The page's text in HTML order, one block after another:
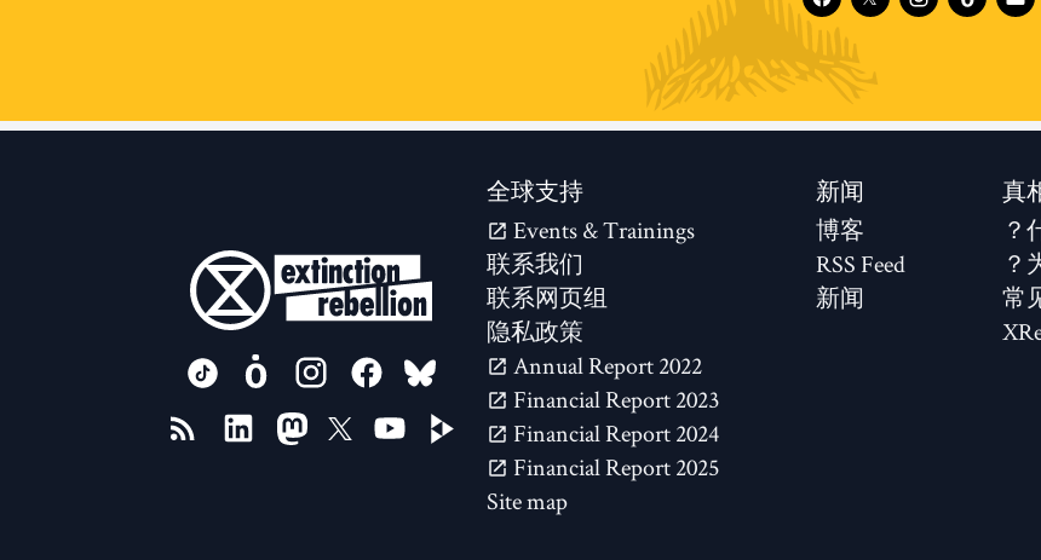
真
常
新闻
博客
RSS Feed
新闻
全球支持
Events & Trainings
联系我们
联系网页组
隐私政策
2022 Annual Report
2023 Financial Report
2024 Financial Report
2025 Financial Report
Site map
FOLLOW US ON